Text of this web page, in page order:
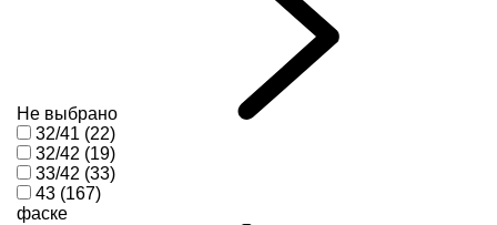
Не выбрано
32/41 (22)
32/42 (19)
33/42 (33)
43 (167)
фаске